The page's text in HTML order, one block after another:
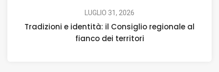
LUGLIO 31, 2026
Tradizioni e identità: il Consiglio regionale al
fianco dei territori